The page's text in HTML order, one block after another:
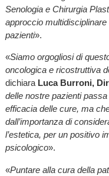
Senologia e Chirurgia
approccio
pazienti».
«Siamo orgogliosi di
oncologica e ricostruttiva
dichiara Luca Burroni,
delle nostre pazienti
efficacia delle cure, ma
dall’importanza di
l’estetica, per un positivo
psicologico».
«Puntare alla cura della